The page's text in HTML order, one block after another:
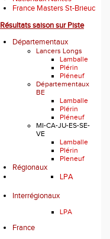
France Masters St-Brieuc
Résultats saison sur Piste
Départementaux
Lancers Longs
Lamballe
Plérin
Pléneuf
Départementaux
BE
Lamballe
Plérin
Pléneuf
MI-CA-JU-ES-SE-
VE
Lamballe
Plérin
Pleneuf
Régionaux
LPA
Interrégionaux
LPA
France